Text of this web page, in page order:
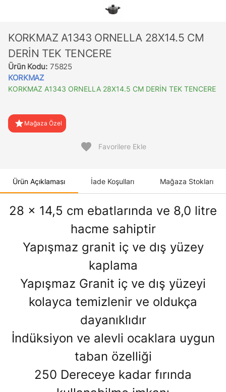
KORKMAZ A1343 ORNELLA 28X14.5 CM
DERİN TEK TENCERE
Ürün Kodu: 75825
KORKMAZ
KORKMAZ A1343 ORNELLA 28X14.5 CM DERİN TEK TENCERE
star Mağaza Özel
favorite Favorilere Ekle
Ürün Açıklaması İade Koşulları Mağaza Stokları
28 x 14,5 cm ebatlarında ve 8,0 litre
hacme sahiptir
Yapışmaz granit iç ve dış yüzey
kaplama
Yapışmaz Granit iç ve dış yüzeyi
kolayca temizlenir ve oldukça
dayanıklıdır
İndüksiyon ve alevli ocaklara uygun
taban özelliği
250 Dereceye kadar fırında